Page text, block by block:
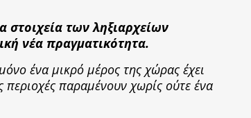
στοιχεία των ληξιαρχείων
νέα πραγματικότητα.
ένα μικρό μέρος της χώρας έχει
περιοχές παραμένουν χωρίς ούτε ένα